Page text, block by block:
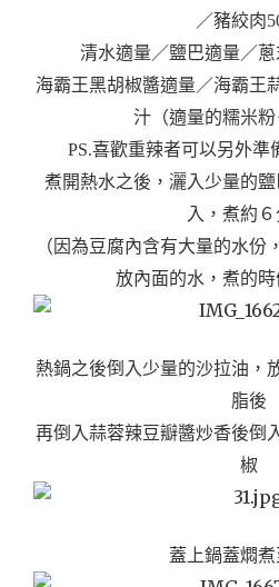
／豬絞肉
清水適量 ／鹽巴適量 ／
海霸王黑胡椒醬適量／海霸王
汁（適量的糯米粉
PS.喜歡重辣者可以另外準
煮開熱水之後，灑入少量的
入，煮約
（因為豆腐內含有大量的水份
放內面的水，煮的時
熱鍋之後倒入少量的沙拉油，
脂後
再倒入蒜蓉辣豆瓣醬炒香後倒
椒
蓋上鍋蓋燜